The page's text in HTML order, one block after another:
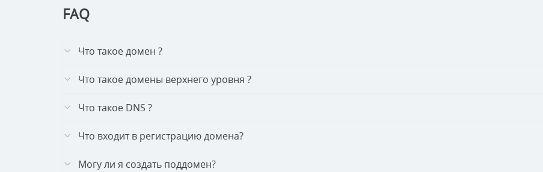
FAQ
Что такое домен ?
Что такое домены верхнего уровня ?
Что такое DNS ?
Что входит в регистрацию домена?
Могу ли я создать поддомен?